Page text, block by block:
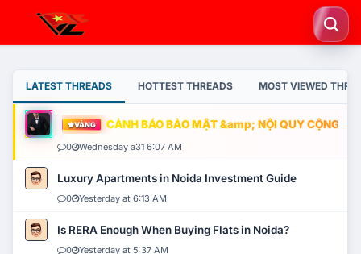
LATEST THREADS HOTTEST THREADS MOST VIEWED
VÀNG CẢNH BÁO BẢO MẬT &amp; NỘI QUY CỘNG
0 Wednesday a31 6:07 AM
Luxury Apartments in Noida Investment Guide
0 Yesterday at 6:13 AM
Is RERA Enough When Buying Flats in Noida?
0 Yesterday at 5:37 AM